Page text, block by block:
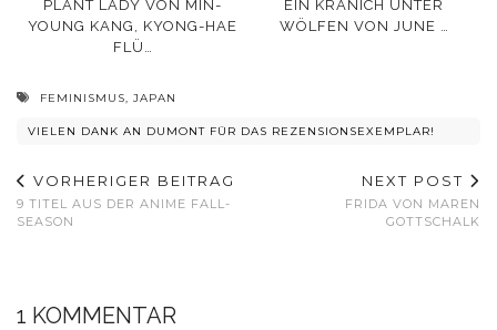
PLANT LADY VON MIN-
YOUNG KANG, KYONG-HAE
FLÜ…
EIN KRANICH UNTER
WÖLFEN VON JUNE …
FEMINISMUS JAPAN
VIELEN DANK AN DUMONT FÜR DAS REZENSIONSEXEMPLAR!
VORHERIGER BEITRAG
9 TITEL AUS DER ANIME FALL-
SEASON
NEXT POST
FRIDA VON MAREN
GOTTSCHALK
1 KOMMENTAR